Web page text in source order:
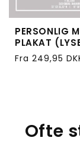
PERSONLIG
PLAKAT
Normalpris
Fra 249,95
Ofte